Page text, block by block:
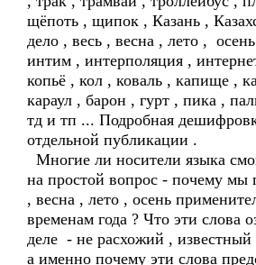
щёпоть , щипок , Казань ,
дело , весь , весна , лето ,
интим , интерполяция ,
копьё , кол , коваль , капище ,
караул , барон , гурт , пика ,
тд и тп ... Подробная
отдельной публикации .
Многие ли носители языка
на простой вопрос - почему мы
, весна , лето , осень
временам года ? Что эти слова
деле - не расхожий ,
а именно почему эти слова